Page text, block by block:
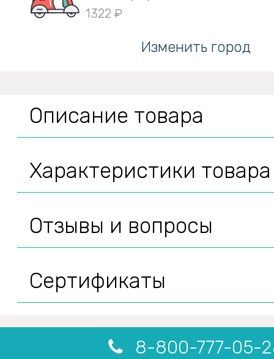
1322 ₽
Изменить город
Описание товара
Характеристики товара
Отзывы и вопросы
Сертификаты
8-800-777-05-